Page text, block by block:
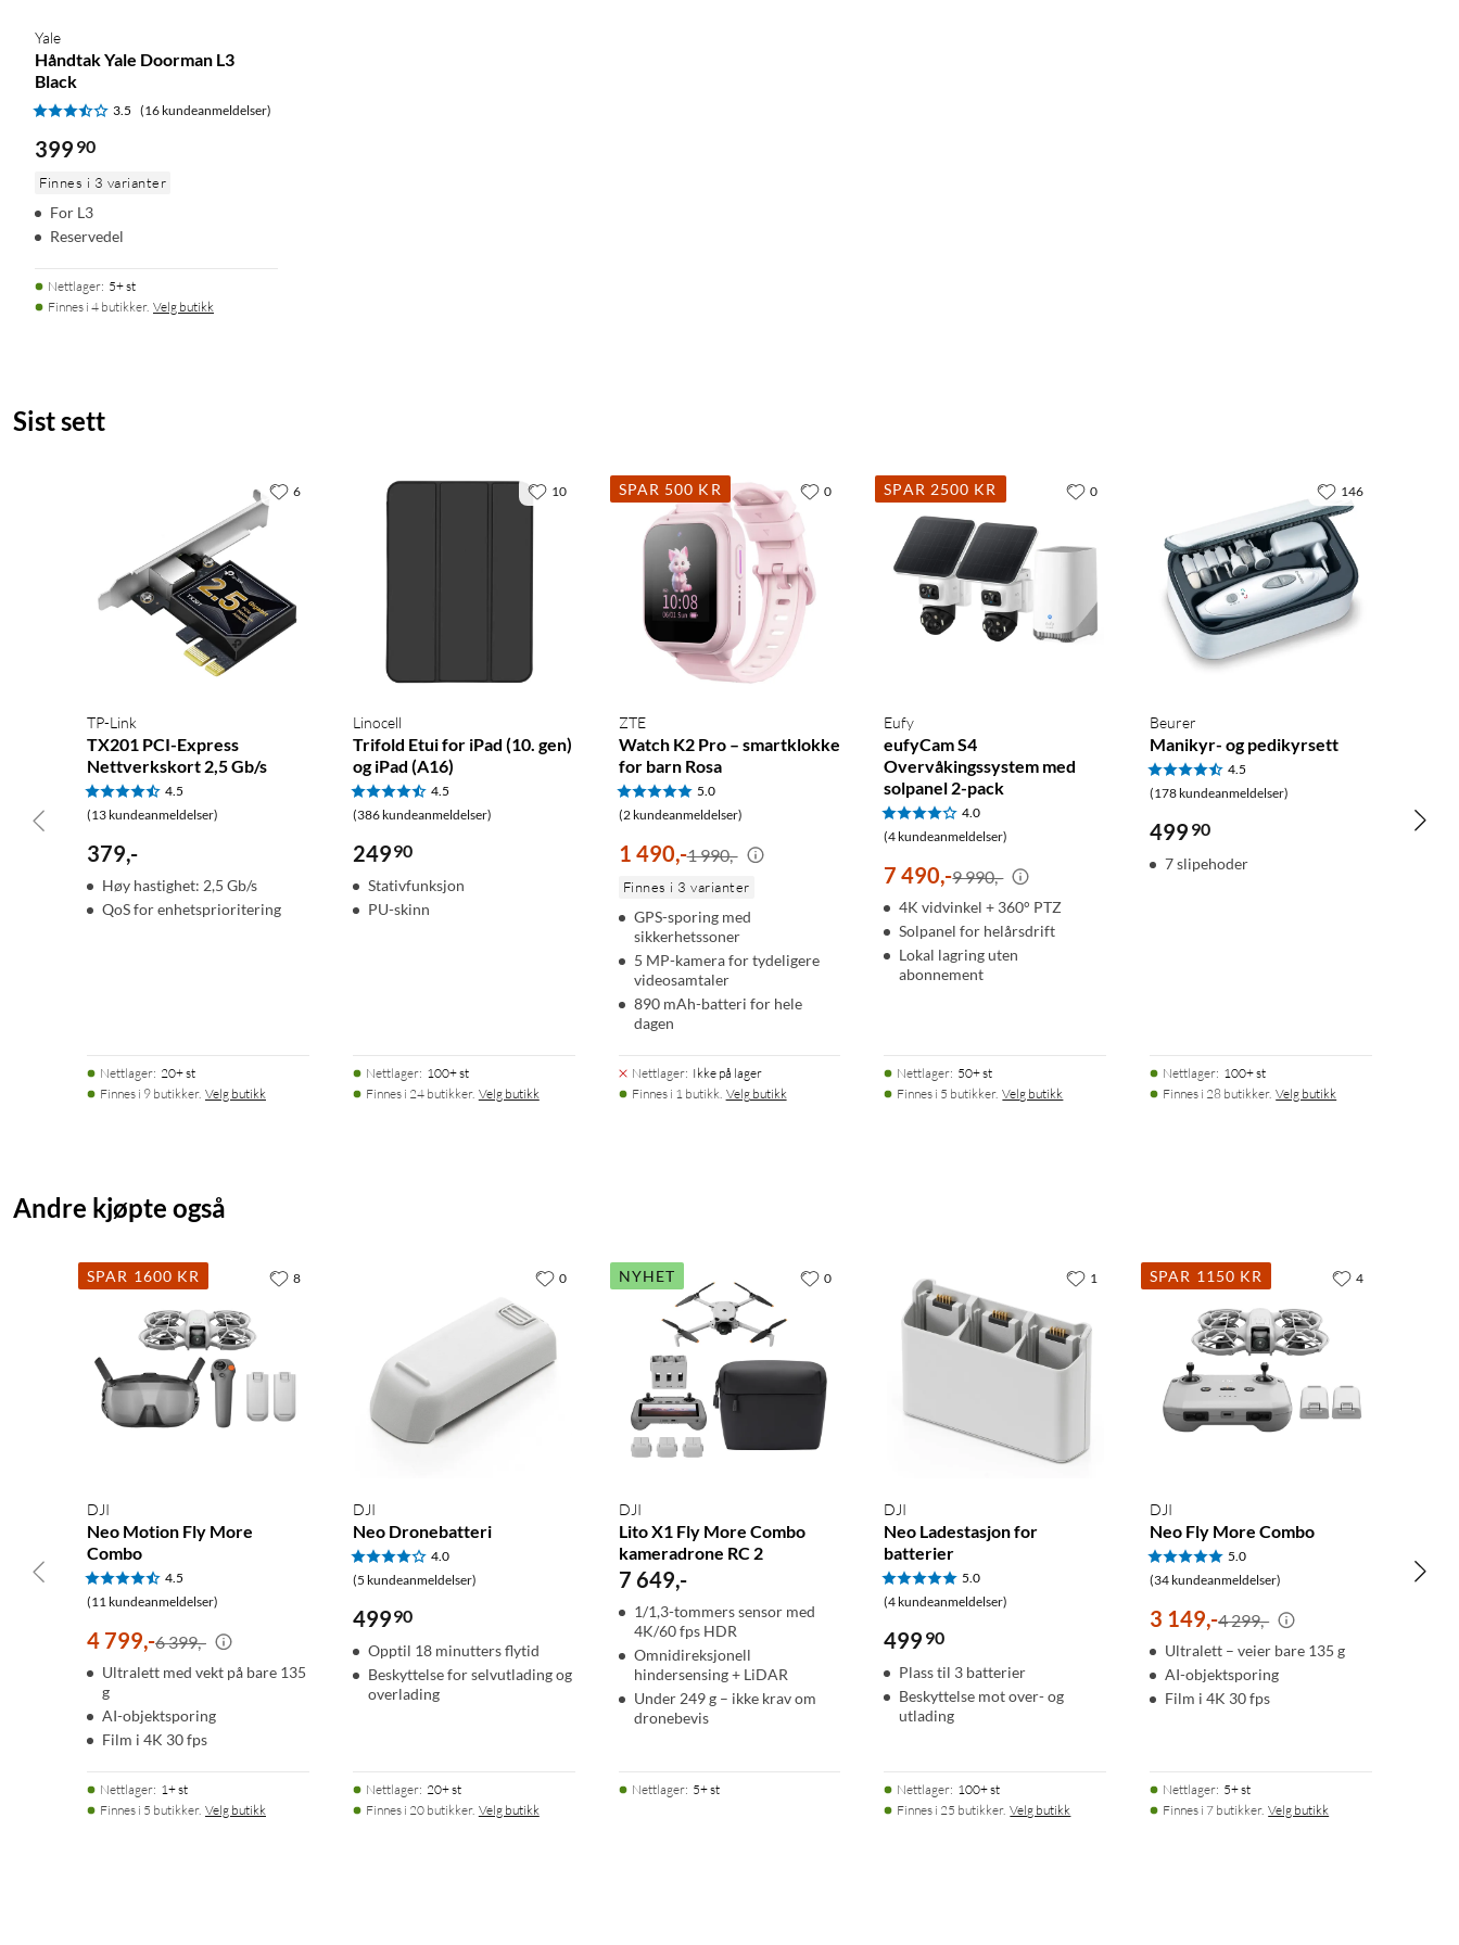
Tilkobling: USB-C (USB 3.1)
Montering: 1/4"-gjenge
Kompatibilitet: Osmo Pocket 4, Osmo Pocket 3
Farge: Svart
I pakken
Yale
Håndtak Yale Doorman L3
Black
3.5 (16 kundeanmeldelser)
399 90
Finnes i 3 varianter
For L3
Reservedel
Nettlager: 5+ st
Finnes i 4 butikker. Velg butikk
Sist sett
TP-Link
TX201 PCI-Express
Nettverkskort 2,5 Gb/s
4.5
(13 kundeanmeldelser)
379,-
Høy hastighet: 2,5 Gb/s
QoS for enhetsprioritering
Nettlager: 20+ st
Finnes i 9 butikker. Velg butikk
6
Linocell
Trifold Etui for iPad (10. gen)
og iPad (A16)
4.5
(386 kundeanmeldelser)
24990
Stativfunksjon
PU-skinn
Nettlager: 100+ st
Finnes i 24 butikker. Velg butikk
10 SPAR 500 KR
ZTE
Watch K2 Pro – smartklokke
for barn Rosa
5.0
(2 kundeanmeldelser)
1 490,-1 990,-
Finnes i 3 varianter
GPS-sporing med
sikkerhetssoner
5 MP-kamera for tydeligere
videosamtaler
890 mAh-batteri for hele
dagen
Nettlager: Ikke på lager
Finnes i 1 butikk. Velg butikk
0 SPAR 2500 KR
Eufy
eufyCam S4
Overvåkingssystem med
solpanel 2-pack
4.0
(4 kundeanmeldelser)
7 490,-9 990,-
4K vidvinkel + 360° PTZ
Solpanel for helårsdrift
Lokal lagring uten
abonnement
Nettlager: 50+ st
Finnes i 5 butikker. Velg butikk
0
Beurer
Manikyr- og pedikyrsett
4.5
(178 kundeanmeldelser)
499 90
7 slipehoder
Nettlager: 100+ st
Finnes i 28 butikker. Velg butikk
146
Andre kjøpte også
SPAR 1600 KR
DJI
Neo Motion Fly More
Combo
4.5
(11 kundeanmeldelser)
4 799,-6 399,-
Ultralett med vekt på bare 135
g
AI-objektsporing
Film i 4K 30 fps
Nettlager: 1+ st
Finnes i 5 butikker. Velg butikk
8
DJI
Neo Dronebatteri
4.0
(5 kundeanmeldelser)
49990
Opptil 18 minutters flytid
Beskyttelse for selvutlading og
overlading
Nettlager: 20+ st
Finnes i 20 butikker. Velg butikk
0 NYHET
DJI
Lito X1 Fly More Combo
kameradrone RC 2
7 649,-
1/1,3-tommers sensor med
4K/60 fps HDR
Omnidireksjonell
hindersensing + LiDAR
Under 249 g – ikke krav om
dronebevis
Nettlager: 5+ st
0
DJI
Neo Ladestasjon for
batterier
5.0
(4 kundeanmeldelser)
499 90
Plass til 3 batterier
Beskyttelse mot over- og
utlading
Nettlager: 100+ st
Finnes i 25 butikker. Velg butikk
1 SPAR 1150 KR
DJI
Neo Fly More Combo
5.0
(34 kundeanmeldelser)
3 149,-4 299,-
Ultralett – veier bare 135 g
AI-objektsporing
Film i 4K 30 fps
Nettlager: 5+ st
Finnes i 7 butikker. Velg butikk
4